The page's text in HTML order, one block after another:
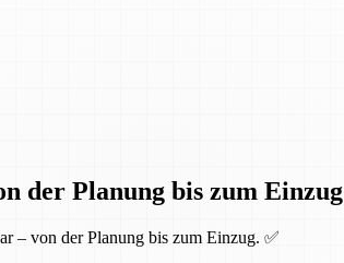
der Planung bis zum Einzug
– von der Planung bis zum Einzug. ✅